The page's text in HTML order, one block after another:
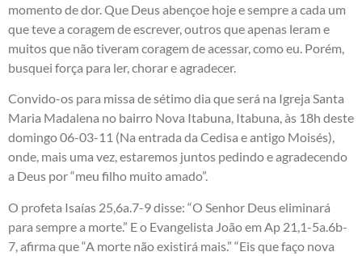
momento de dor. Que Deus abençoe hoje e sempre a cada um
que teve a coragem de escrever, outros que apenas leram e
muitos que não tiveram coragem de acessar, como eu. Porém,
busquei força para ler, chorar e agradecer.
Convido-os para missa de sétimo dia que será na Igreja Santa
Maria Madalena no bairro Nova Itabuna, Itabuna, às 18h deste
domingo 06-03-11 (Na entrada da Cedisa e antigo Moisés),
onde, mais uma vez, estaremos juntos pedindo e agradecendo
a Deus por “meu filho muito amado”.
O profeta Isaías 25,6a.7-9 disse: “O Senhor Deus eliminará
para sempre a morte.” E o Evangelista João em Ap 21,1-5a.6b-
7, afirma que “A morte não existirá mais.” “Eis que faço nova